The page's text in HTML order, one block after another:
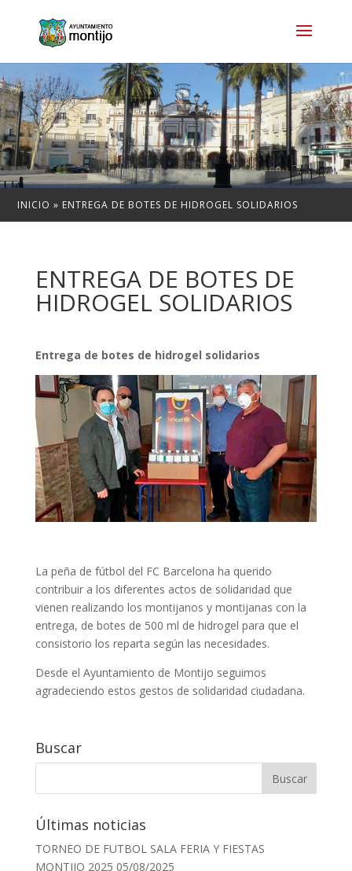
INICIO » ENTREGA DE BOTES DE HIDROGEL SOLIDARIOS
ENTREGA DE BOTES DE
HIDROGEL SOLIDARIOS
Entrega de botes de hidrogel solidarios
La peña de fútbol del FC Barcelona ha querido
contribuir a los diferentes actos de solidaridad que
vienen realizando los montijanos y montijanas con la
entrega, de botes de 500 ml de hidrogel para que el
consistorio los reparta según las necesidades.
Desde el Ayuntamiento de Montijo seguimos
agradeciendo estos gestos de solidaridad ciudadana.
Buscar
Últimas noticias
TORNEO DE FUTBOL SALA FERIA Y FIESTAS
MONTIJO 2025 05/08/2025